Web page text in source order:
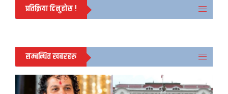
प्रतिक्रिया दिनुहोस !
सम्बन्धित खबरहरु